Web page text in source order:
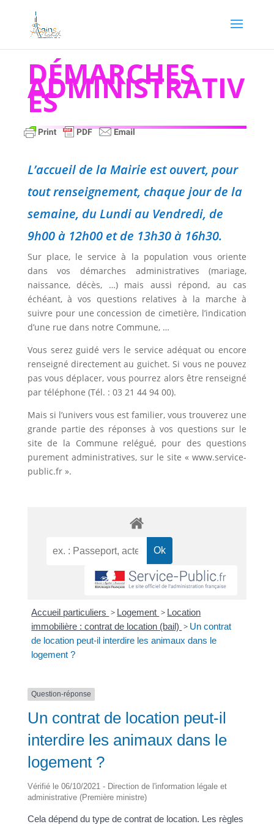
DÉMARCHES
ADMINISTRATIV
ES
L’accueil de la Mairie est ouvert, pour
tout renseignement, chaque jour de la
semaine, du Lundi au Vendredi, de
9h00 à 12h00 et de 13h30 à 16h30.
Sur place, le service à la population vous oriente
dans vos démarches administratives (mariage,
naissance, décès, …) mais aussi répond, au cas
échéant, à vos questions relatives à la marche à
suivre pour une concession de cimetière, l’indication
d’une rue dans notre Commune, …
Vous serez guidé vers le service adéquat ou encore
renseigné directement au guichet. Si vous ne pouvez
pas vous déplacer, vous pourrez alors être renseigné
par téléphone (Tél. : 03 21 44 94 00).
Mais si l’univers vous est familier, vous trouverez une
grande partie des réponses à vos questions sur le
site de la Commune relégué, pour des questions
purement administratives, sur le site « www.service-
public.fr ».
Accueil particuliers > Logement > Location
immobilière : contrat de location (bail) > Un contrat
de location peut-il interdire les animaux dans le
logement ?
Question-réponse
Un contrat de location peut-il
interdire les animaux dans le
logement ?
Vérifié le 06/10/2021 - Direction de l'information légale et
administrative (Première ministre)
Cela dépend du type de contrat de location. Les règles